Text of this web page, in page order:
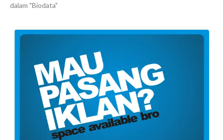
dalam "Biodata"